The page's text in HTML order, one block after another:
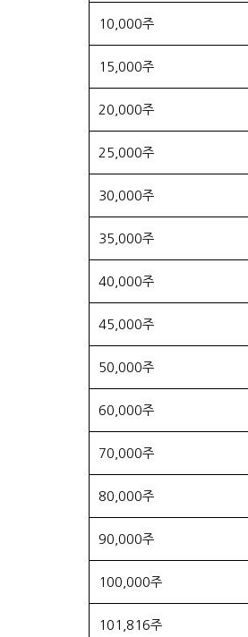
10,000주
15,000주
20,000주
25,000주
30,000주
35,000주
40,000주
45,000주
50,000주
60,000주
70,000주
80,000주
90,000주
100,000주
101,816주